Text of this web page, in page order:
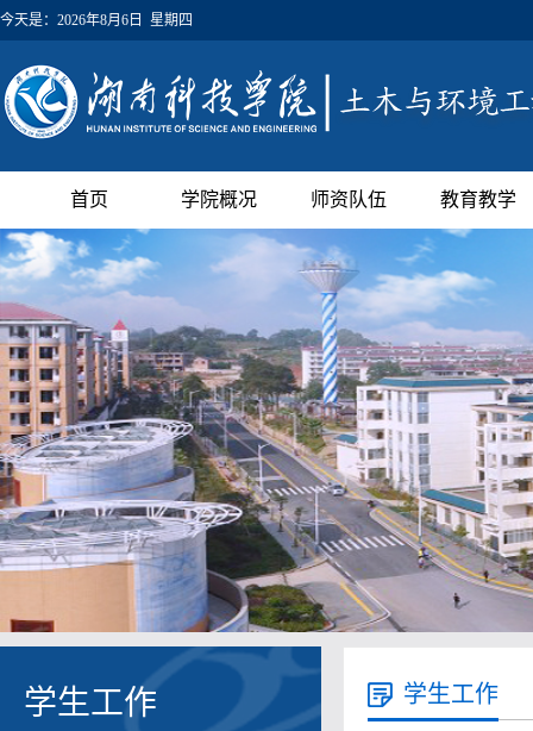
今天是： 2026年8月6日 星期四
首页 学院概况 师资队伍 教育教学
学生工作 学生工作